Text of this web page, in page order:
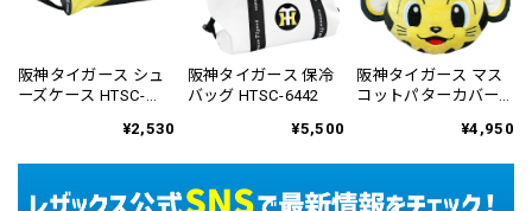
阪神タイガース シュ
ーズケース HTSC-
¥2,530
阪神タイガース 保冷
バッグ HTSC-6442
¥5,500
阪神タイガース マス
コットパターカバー
¥4,950